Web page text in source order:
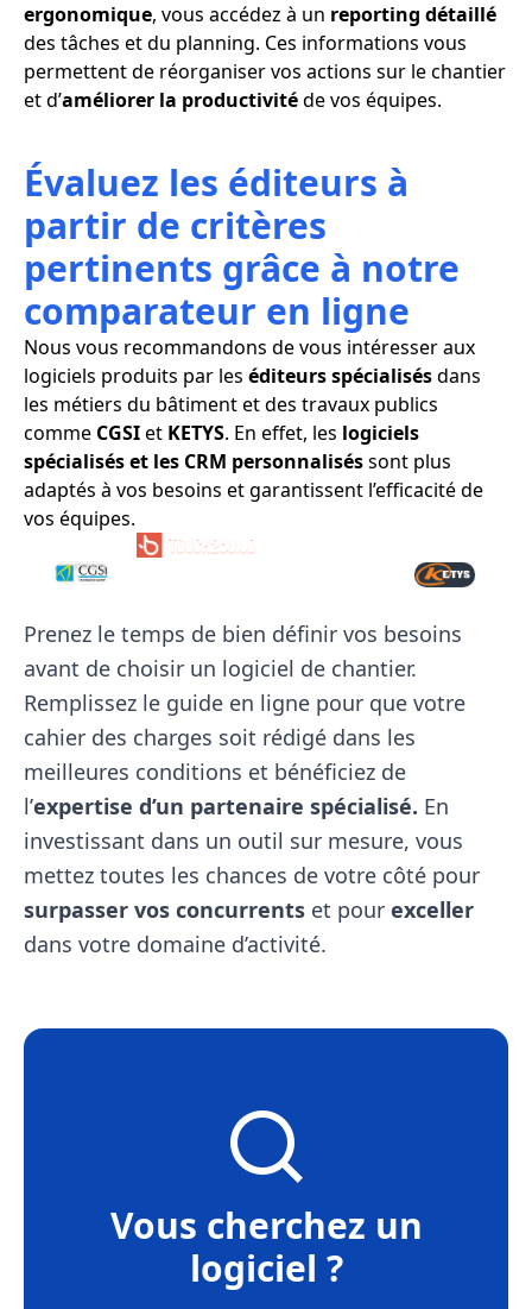
ergonomique, vous accédez à un reporting détaillé
des tâches et du planning. Ces informations vous
permettent de réorganiser vos actions sur le chantier
et d’améliorer la productivitéde vos équipes.
Évaluez les éditeurs à
partir de critères
pertinents grâce à notre
comparateur en ligne
Nous vous recommandons de vous intéresser aux
logiciels produits par les éditeurs spécialisésdans
les métiers du bâtiment et des travaux publics
comme CGSIet KETYS. En effet, les logiciels
spécialisés et les CRM personnaliséssont plus
adaptés à vos besoins et garantissent l’efficacité de
vos équipes.
Prenez le temps de bien définir vos besoins
avant de choisir un logiciel de chantier.
Remplissez le guide en ligne pour que votre
cahier des charges soit rédigé dans les
meilleures conditions et bénéficiez de
l’expertise d’un partenaire spécialisé. En
investissant dans un outil sur mesure, vous
mettez toutes les chances de votre côté pour
surpasser vos concurrents et pour exceller
dans votre domaine d’activité.
Vous cherchez un
logiciel ?